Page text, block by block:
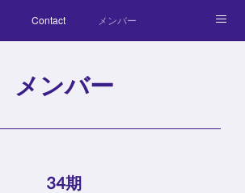
Contact メンバー
メンバー
34期